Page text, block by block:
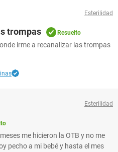
Esterilidad
trompas Resuelto
irme a recanalizar las trompas
Esterilidad
me hicieron la OTB y no me
pecho a mi bebé y hasta el mes